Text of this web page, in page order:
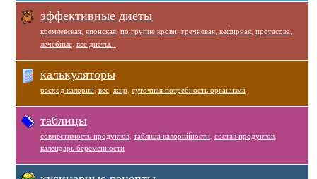
эффективные диеты
кремлевская, японская, по группе крови, гречневая, кефирная, протасова
лечебные, все диеты...
калькуляторы
расход калорий, вес, жир суточная потребность организма
таблицы
совместимость продуктов, таблица калорийности, состав продуктов,
календарь беременности